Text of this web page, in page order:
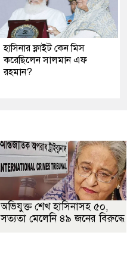
হাসিনার ফ্লাইট কেন মিস
করেছিলেন সালমান এফ
রহমান?
অভিযুক্ত শেখ হাসিনাসহ ৫০,
সত্যতা মেলেনি ৪৯ জনের বিরুদ্ধে